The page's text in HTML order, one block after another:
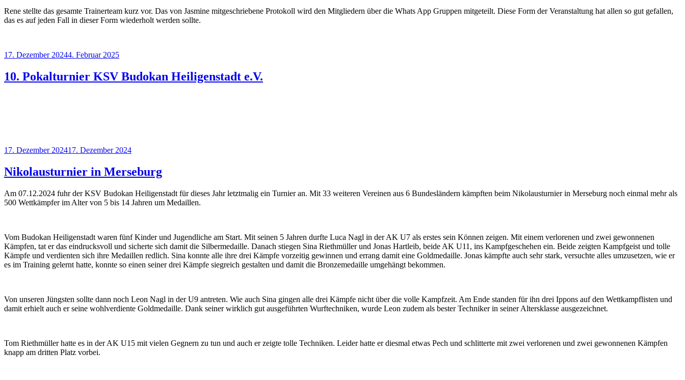
Rene stellte das gesamte Trainerteam kurz vor. Das von Jasmine mitgeschriebene Protokoll wird den Mitgliedern über die Whats App Gruppen mitgeteilt. Diese Form der Veranstaltung hat allen so gut gefallen,
das es auf jeden Fall in dieser Form wiederholt werden sollte.
Veröffentlicht
17. Dezember 20244. Februar 2025
10. Pokalturnier KSV Budokan Heiligenstadt e.V.
Veröffentlicht
17. Dezember 202417. Dezember 2024
Nikolausturnier in Merseburg
Am 07.12.2024 fuhr der KSV Budokan Heiligenstadt für dieses Jahr letztmalig ein Turnier an. Mit 33 weiteren Vereinen aus 6 Bundesländern kämpften beim Nikolausturnier in Merseburg noch einmal mehr als
500 Wettkämpfer im Alter von 5 bis 14 Jahren um Medaillen.
Vom Budokan Heiligenstadt waren fünf Kinder und Jugendliche am Start. Mit seinen 5 Jahren durfte Luca Nagl in der AK U7 als erstes sein Können zeigen. Mit einem verlorenen und zwei gewonnenen
Kämpfen, tat er das eindrucksvoll und sicherte sich damit die Silbermedaille. Danach stiegen Sina Riethmüller und Jonas Hartleib, beide AK U11, ins Kampfgeschehen ein. Beide zeigten Kampfgeist und tolle
Kämpfe und verdienten sich ihre Medaillen redlich. Sina konnte alle ihre drei Kämpfe vorzeitig gewinnen und errang damit eine Goldmedaille. Jonas kämpfte auch sehr stark, versuchte alles umzusetzen, wie er
es im Training gelernt hatte, konnte so einen seiner drei Kämpfe siegreich gestalten und damit die Bronzemedaille umgehängt bekommen.
Von unseren Jüngsten sollte dann noch Leon Nagl in der U9 antreten. Wie auch Sina gingen alle drei Kämpfe nicht über die volle Kampfzeit. Am Ende standen für ihn drei Ippons auf den Wettkampflisten und
damit erhielt auch er seine wohlverdiente Goldmedaille. Dank seiner wirklich gut ausgeführten Wurftechniken, wurde Leon zudem als bester Techniker in seiner Altersklasse ausgezeichnet.
Tom Riethmüller hatte es in der AK U15 mit vielen Gegnern zu tun und auch er zeigte tolle Techniken. Leider hatte er diesmal etwas Pech und schlitterte mit zwei verlorenen und zwei gewonnenen Kämpfen
knapp am dritten Platz vorbei.